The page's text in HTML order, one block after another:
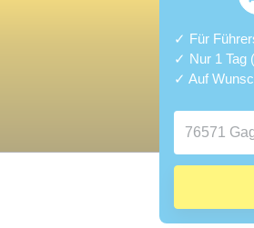
✓ Für
✓ Nur 1 Tag
✓ Auf